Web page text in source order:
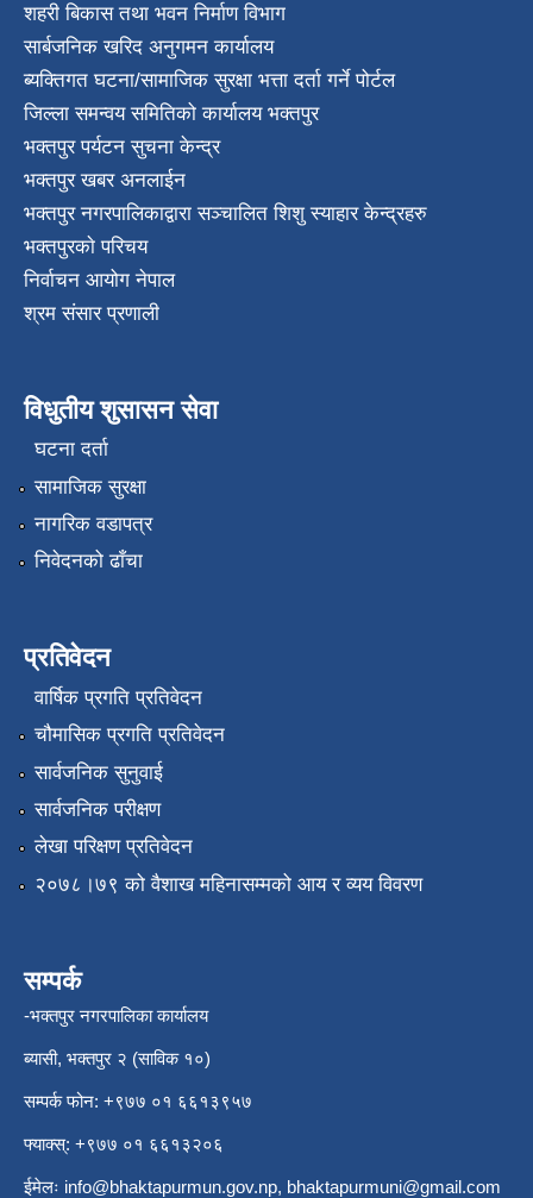
शहरी बिकास तथा भवन निर्माण विभाग
सार्बजनिक खरिद अनुगमन कार्यालय
ब्यक्तिगत घटना/सामाजिक सुरक्षा भत्ता दर्ता गर्ने पोर्टल
जिल्ला समन्वय समितिको कार्यालय भक्तपुर
भक्तपुर पर्यटन सुचना केन्द्र
भक्तपुर खबर अनलाईन
भक्तपुर नगरपालिकाद्वारा सञ्चालित शिशु स्याहार केन्द्रहरु
भक्तपुरकाे परिचय
निर्वाचन आयोग नेपाल
श्रम संसार प्रणाली
विधुतीय शुसासन सेवा
घटना दर्ता
सामाजिक सुरक्षा
नागरिक वडापत्र
निवेदनको ढाँचा
प्रतिवेदन
वार्षिक प्रगति प्रतिवेदन
चौमासिक प्रगति प्रतिवेदन
सार्वजनिक सुनुवाई
सार्वजनिक परीक्षण
लेखा परिक्षण प्रतिवेदन
२०७८।७९ को वैशाख महिनासम्मको आय र व्यय विवरण
सम्पर्क
-भक्तपुर नगरपालिका कार्यालय
ब्यासी, भक्तपुर २ (साविक १०)
सम्पर्क फोन: +९७७ ०१ ६६१३९५७
फ्याक्स्: +९७७ ०१ ६६१३२०६
ईमेलः info@bhaktapurmun.gov.np, bhaktapurmuni@gmail.com